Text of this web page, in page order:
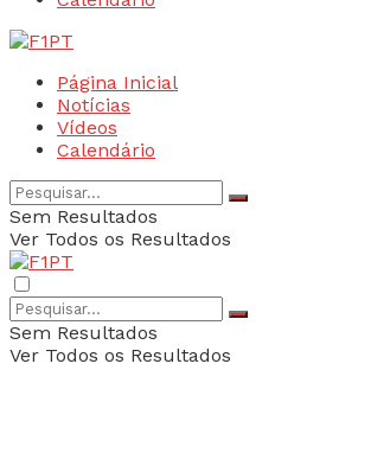
Página Inicial
Notícias
Vídeos
Calendário
Sem Resultados
Ver Todos os Resultados
Sem Resultados
Ver Todos os Resultados